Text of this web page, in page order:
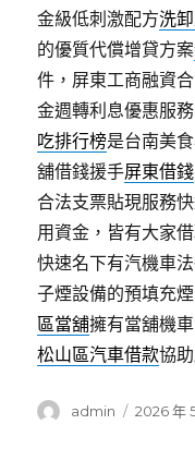
金級低刺激配方洗
的優質代償增貸方案
件，屏東工商融資
金週轉利息優惠服
吃排行榜是台南美
舖借錢援手屏東借錢
合法支票貼現服務
用資金，皆有大家
快速名下有汽機車
子煙設備的預填充
區當舖擁有當舖機
松山區汽車借款協
作
admin
發
2026 年